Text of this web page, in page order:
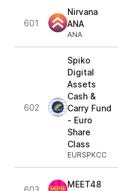
601
Nirvana
ANA
ANA
602
Spiko
Digital
Assets
Cash &
Carry Fund
- Euro
Share
Class
EURSPKCC
MEET48